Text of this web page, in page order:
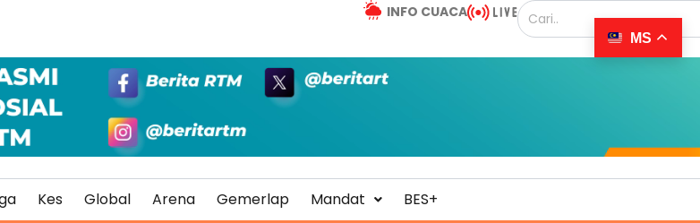
INFO CUACA
Kes Global Arena Gemerlap Mandat BES+
MS